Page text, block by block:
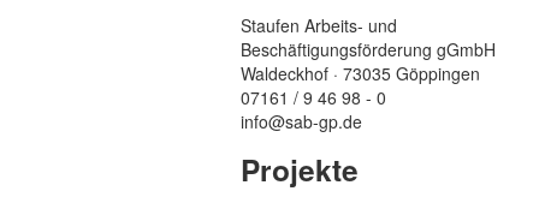
Staufen Arbeits- und
Beschäftigungsförderung gGmbH
Waldeckhof · 73035 Göppingen
07161 / 9 46 98 - 0
info@sab-gp.de
Projekte